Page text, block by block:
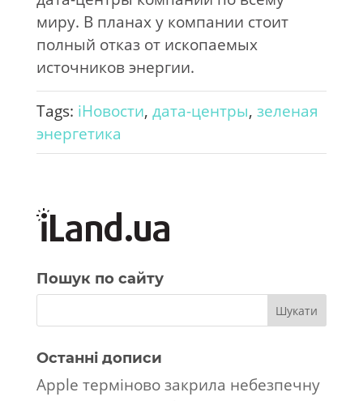
миру. В планах у компании стоит
полный отказ от ископаемых
источников энергии.
Tags: iНовости, дата-центры, зеленая
энергетика
Пошук по сайту
Останні дописи
Apple терміново закрила небезпечну